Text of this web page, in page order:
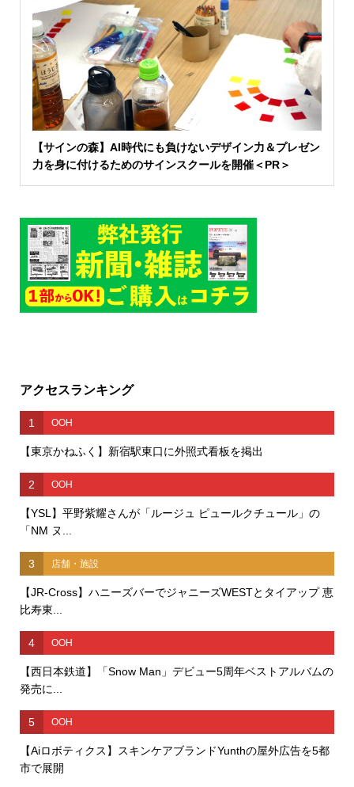
【サインの森】AI時代にも負けないデザイン力＆プレゼン
力を身に付けるためのサインスクールを開催＜PR＞
アクセスランキング
1 OOH
【東京かねふく】新宿駅東口に外照式看板を掲出
2 OOH
【YSL】平野紫耀さんが「ルージュ ピュールクチュール」の
「NM ヌ...
3 店舗・施設
【JR-Cross】ハニーズバーでジャニーズWESTとタイアップ 恵
比寿東...
4 OOH
【西日本鉄道】「Snow Man」デビュー5周年ベストアルバムの
発売に...
5 OOH
【Aiロボティクス】スキンケアブランドYunthの屋外広告を5都
市で展開